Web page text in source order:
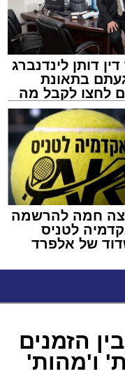
דותן לינדנברג
בתאונת
לחצו לקבל מה
לכם
חמה להרשמה
לטניס
של אלפרד
הזמנים
ו'מהות'